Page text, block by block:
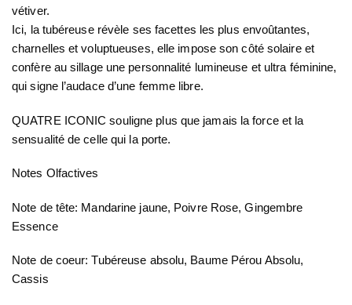
vétiver.
Ici, la tubéreuse révèle ses facettes les plus envoûtantes,
charnelles et voluptueuses, elle impose son côté solaire et
confère au sillage une personnalité lumineuse et ultra féminine,
qui signe l’audace d’une femme libre.
QUATRE ICONIC souligne plus que jamais la force et la
sensualité de celle qui la porte.
Notes Olfactives
Note de tête: Mandarine jaune, Poivre Rose, Gingembre
Essence
Note de coeur: Tubéreuse absolu, Baume Pérou Absolu,
Cassis